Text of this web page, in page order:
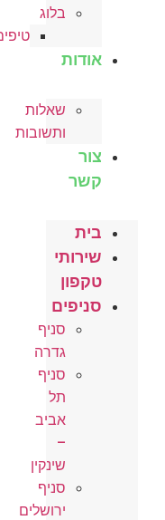
בלוג
טיפים
אודות
שאלות
ותשובות
צור
קשר
בית
שירותי
טקפון
סניפים
סניף
גדרה
סניף
תל
אביב
–
שינקין
סניף
ירושלים